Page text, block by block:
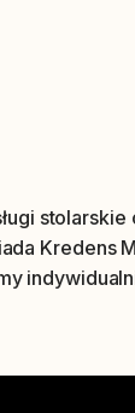
Kredens